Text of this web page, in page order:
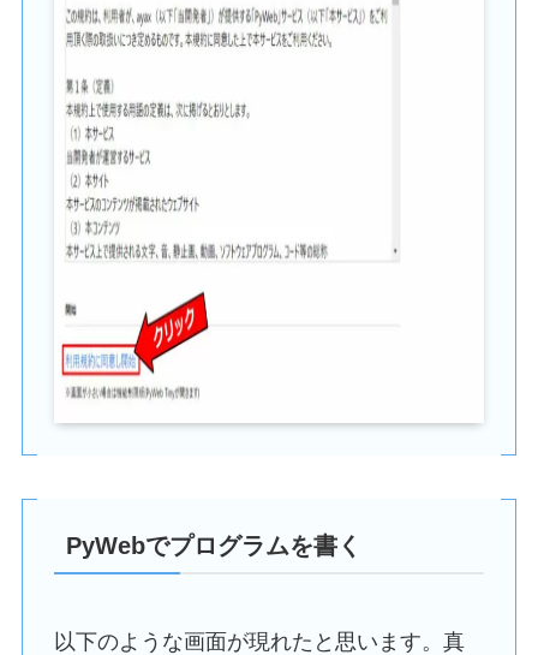
PyWebでプログラムを書く
以下のような画面が現れたと思います。真